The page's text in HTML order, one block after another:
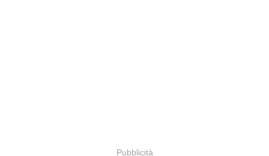
Pubblicità